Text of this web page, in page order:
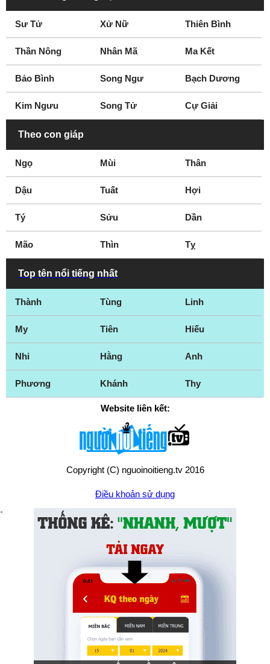
Sư Tử Xử Nữ Thiên Bình
Thần Nông Nhân Mã Ma Kết
Bảo Bình Song Ngư Bạch Dương
Kim Ngưu Song Tử Cự Giải
Theo con giáp
Ngọ Mùi Thân
Dậu Tuất Hợi
Tý Sửu Dần
Mão Thìn Tỵ
Top tên nổi tiếng nhất
Thành Tùng Linh
My Tiên Hiếu
Nhi Hằng Anh
Phương Khánh Thy
Website liên kết:
Copyright (C) nguoinoitieng.tv 2016
Điều khoản sử dụng
Chính sách quyền riêng tư
mail.nguoinoitieng.tv@gmail.com